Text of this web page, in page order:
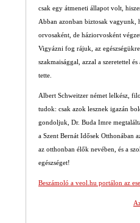
csak egy átmeneti állapot volt,
Abban azonban biztosak
orvosaként, de háziorvosként
Vigyázni fog rájuk, az
szakmaisággal, azzal a szeretettel
tette.
Albert Schweitzer német lelkész,
tudok: csak azok lesznek igazán
gondoljuk, Dr. Buda Imre
a Szent Bernát Idősek Otthonában
az otthonban élők nevében, és a
egészséget!
Beszámoló a veol.hu portálon az